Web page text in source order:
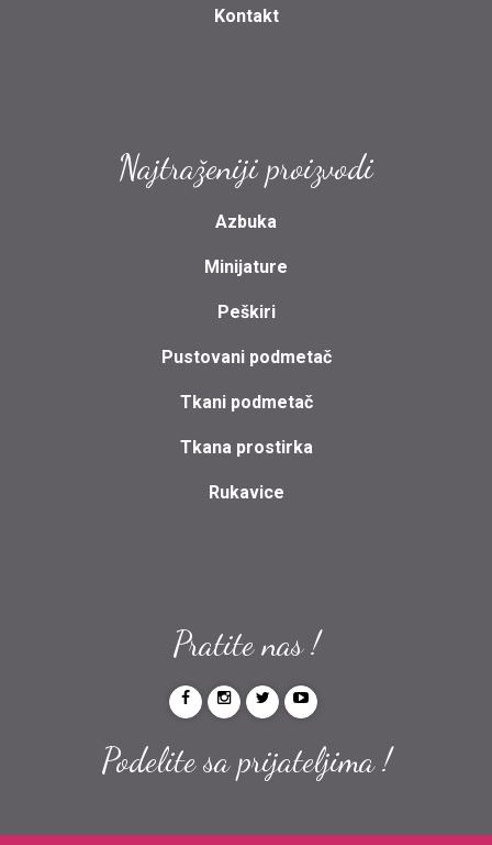
Kontakt
Najtraženiji proizvodi
Azbuka
Minijature
Peškiri
Pustovani podmetač
Tkani podmetač
Tkana prostirka
Rukavice
Pratite nas !
Podelite sa prijateljima !